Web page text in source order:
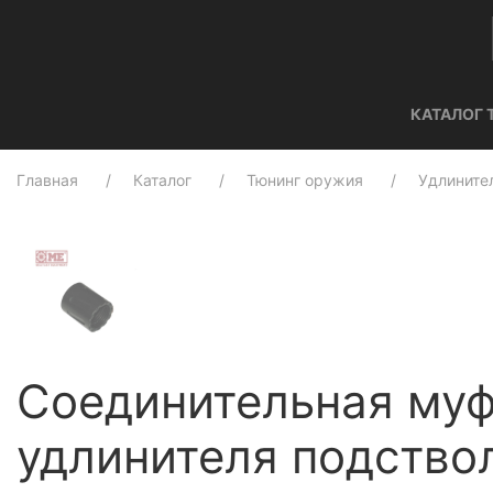
КАТАЛОГ
Главная Каталог Тюнинг оружия
Соединительная
удлинителя